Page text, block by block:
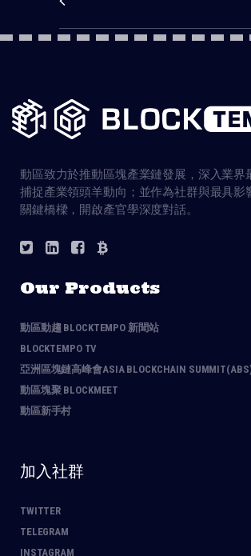
動區致力於推動區塊產業鏈發展，深入業界
捕捉產業領頭羊動向；並作為社群與最具影
關鍵橋樑，開啟產官學深度對話。
Our Products
動區動趨 BLOCKTEMPO 新聞站
BLOCKTEMPO TV
亞洲區塊鏈高峰會ASIA BLOCKCHAIN
動區塊聚 BLOCKMEET
動區新手村
加入社群
TWITTER
TELEGRAM
INSTAGRAM